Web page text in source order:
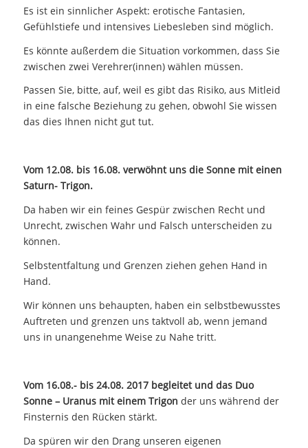
Es ist ein sinnlicher Aspekt: erotische Fantasien,
Gefühlstiefe und intensives Liebesleben sind möglich.
Es könnte außerdem die Situation vorkommen, dass Sie
zwischen zwei Verehrer(innen) wählen müssen.
Passen Sie, bitte, auf, weil es gibt das Risiko, aus Mitleid
in eine falsche Beziehung zu gehen, obwohl Sie wissen
das dies Ihnen nicht gut tut.
Vom 12.08. bis 16.08. verwöhnt uns die Sonne mit einen
Saturn- Trigon.
Da haben wir ein feines Gespür zwischen Recht und
Unrecht, zwischen Wahr und Falsch unterscheiden zu
können.
Selbstentfaltung und Grenzen ziehen gehen Hand in
Hand.
Wir können uns behaupten, haben ein selbstbewusstes
Auftreten und grenzen uns taktvoll ab, wenn jemand
uns in unangenehme Weise zu Nahe tritt.
Vom 16.08.- bis 24.08. 2017 begleitet und das Duo
Sonne – Uranus mit einem Trigon der uns während der
Finsternis den Rücken stärkt.
Da spüren wir den Drang unseren eigenen